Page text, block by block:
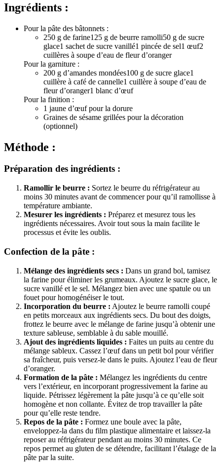
Ingrédients :
Pour la pâte des bâtonnets :
250 g de farine125 g de beurre ramolli50 g de sucre
glace1 sachet de sucre vanillé1 pincée de sel1 œuf2
cuillères à soupe d’eau de fleur d’oranger
Pour la garniture :
200 g d’amandes mondées100 g de sucre glace1
cuillère à café de cannelle1 cuillère à soupe d’eau de
fleur d’oranger1 blanc d’œuf
Pour la finition :
1 jaune d’œuf pour la dorure
Graines de sésame grillées pour la décoration
(optionnel)
Méthode :
Préparation des ingrédients :
Ramollir le beurre : Sortez le beurre du réfrigérateur au
moins 30 minutes avant de commencer pour qu’il ramollisse à
température ambiante.
Mesurer les ingrédients : Préparez et mesurez tous les
ingrédients nécessaires. Avoir tout sous la main facilite le
processus et évite les oublis.
Confection de la pâte :
Mélange des ingrédients secs : Dans un grand bol, tamisez
la farine pour éliminer les grumeaux. Ajoutez le sucre glace, le
sucre vanillé et le sel. Mélangez bien avec une spatule ou un
fouet pour homogénéiser le tout.
Incorporation du beurre : Ajoutez le beurre ramolli coupé
en petits morceaux aux ingrédients secs. Du bout des doigts,
frottez le beurre avec le mélange de farine jusqu’à obtenir une
texture sableuse, semblable à du sable mouillé.
Ajout des ingrédients liquides : Faites un puits au centre du
mélange sableux. Cassez l’œuf dans un petit bol pour vérifier
sa fraîcheur, puis versez-le dans le puits. Ajoutez l’eau de fleur
d’oranger.
Formation de la pâte : Mélangez les ingrédients du centre
vers l’extérieur, en incorporant progressivement la farine au
liquide. Pétrissez légèrement la pâte jusqu’à ce qu’elle soit
homogène et non collante. Évitez de trop travailler la pâte
pour qu’elle reste tendre.
Repos de la pâte : Formez une boule avec la pâte,
enveloppez-la dans du film plastique alimentaire et laissez-la
reposer au réfrigérateur pendant au moins 30 minutes. Ce
repos permet au gluten de se détendre, facilitant l’étalage de la
pâte par la suite.